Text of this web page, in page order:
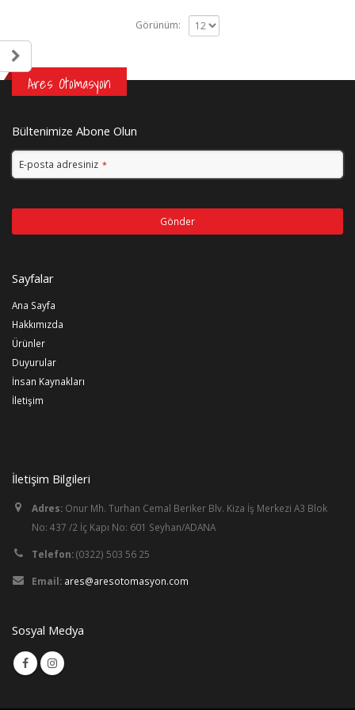
Görünüm:
Ares Otomasyon
Bültenimize Abone Olun
E-posta adresiniz *
Gönder
boş
bırakılmalıdır
Sayfalar
Ana Sayfa
Hakkımızda
Ürünler
Duyurular
İnsan Kaynakları
İletişim
İletişim Bilgileri
Adres: Onur Mh. Turhan Cemal Beriker Blv. Kiza İş Merkezi A3 Blok
No: 437 /2 İç Kapı No: 601 Seyhan/ADANA
Telefon:(0322) 503 56 25
Email: ares@aresotomasyon.com
Sosyal Medya